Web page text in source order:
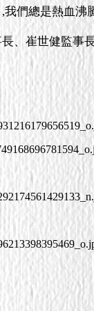
們總是熱血沸
、崔世健監事